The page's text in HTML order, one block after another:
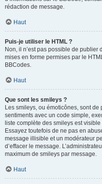
rédaction de message.
Haut
Puis-je utiliser le HTML ?
Non, il n’est pas possible de publier
mises en forme permises par le
BBCodes.
Haut
Que sont les smileys ?
Les smileys, ou émoticônes, sont
sentiments avec un code simple,
liste complète des smileys est
Essayez toutefois de ne pas en
message illisible et un modérateur
d’effacer le message.
maximum de smileys par message.
Haut